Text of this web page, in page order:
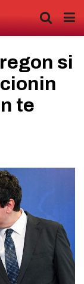
si
te